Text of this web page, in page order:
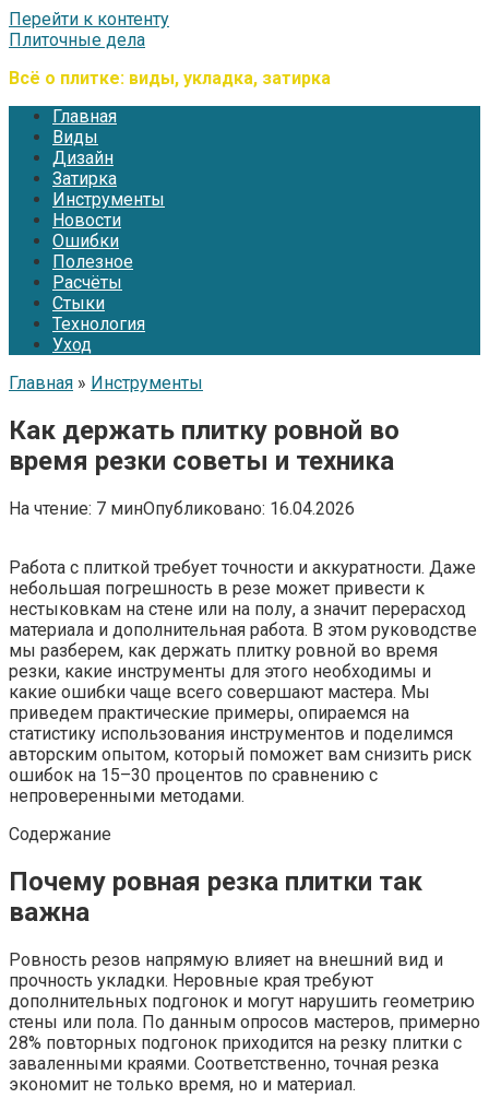
Перейти к контенту
Плиточные дела
Всё о плитке: виды, укладка, затирка
Главная
Виды
Дизайн
Затирка
Инструменты
Новости
Ошибки
Полезное
Расчёты
Стыки
Технология
Уход
Главная » Инструменты
Как держать плитку ровной во
время резки советы и техника
На чтение: 7 минОпубликовано: 16.04.2026
Работа с плиткой требует точности и аккуратности. Даже
небольшая погрешность в резе может привести к
нестыковкам на стене или на полу, а значит перерасход
материала и дополнительная работа. В этом руководстве
мы разберем, как держать плитку ровной во время
резки, какие инструменты для этого необходимы и
какие ошибки чаще всего совершают мастера. Мы
приведем практические примеры, опираемся на
статистику использования инструментов и поделимся
авторским опытом, который поможет вам снизить риск
ошибок на 15–30 процентов по сравнению с
непроверенными методами.
Содержание
Почему ровная резка плитки так
важна
Ровность резов напрямую влияет на внешний вид и
прочность укладки. Неровные края требуют
дополнительных подгонок и могут нарушить геометрию
стены или пола. По данным опросов мастеров, примерно
28% повторных подгонок приходится на резку плитки с
заваленными краями. Соответственно, точная резка
экономит не только время, но и материал.